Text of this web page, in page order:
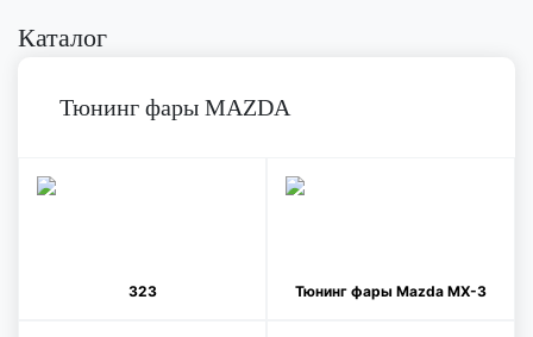
Каталог
Тюнинг фары MAZDA
323 Тюнинг фары Mazda MX-3